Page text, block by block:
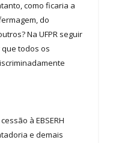
como ficaria a
do
Na UFPR seguir
que todos os
à EBSERH
e demais